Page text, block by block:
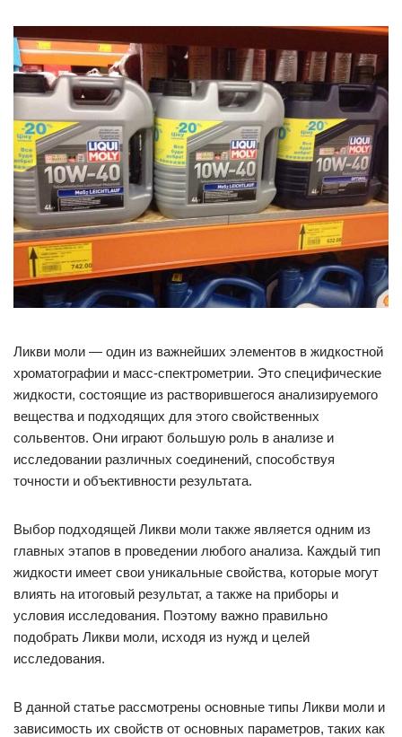
Ликви моли — один из важнейших элементов в жидкостной
хроматографии и масс-спектрометрии. Это специфические
жидкости, состоящие из растворившегося анализируемого
вещества и подходящих для этого свойственных
сольвентов. Они играют большую роль в анализе и
исследовании различных соединений, способствуя
точности и объективности результата.
Выбор подходящей Ликви моли также является одним из
главных этапов в проведении любого анализа. Каждый тип
жидкости имеет свои уникальные свойства, которые могут
влиять на итоговый результат, а также на приборы и
условия исследования. Поэтому важно правильно
подобрать Ликви моли, исходя из нужд и целей
исследования.
В данной статье рассмотрены основные типы Ликви моли и
зависимость их свойств от основных параметров, таких как